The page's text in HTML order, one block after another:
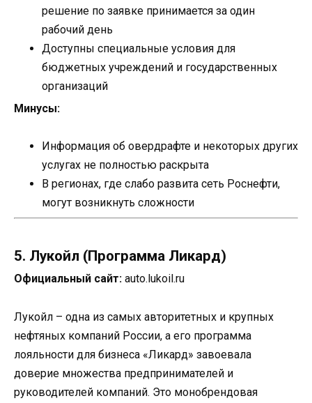
решение по заявке принимается за один
рабочий день
Доступны специальные условия для
бюджетных учреждений и государственных
организаций
Минусы:
Информация об овердрафте и некоторых других
услугах не полностью раскрыта
В регионах, где слабо развита сеть Роснефти,
могут возникнуть сложности
5. Лукойл (Программа Ликард)
Официальный сайт: auto.lukoil.ru
Лукойл – одна из самых авторитетных и крупных
нефтяных компаний России, а его программа
лояльности для бизнеса «Ликард» завоевала
доверие множества предпринимателей и
руководителей компаний. Это монобрендовая